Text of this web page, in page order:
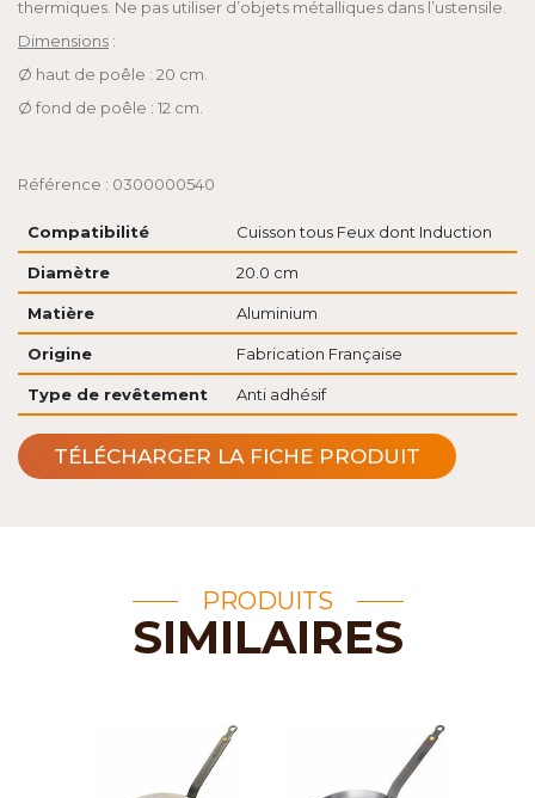
thermiques. Ne pas utiliser d’objets métalliques dans l’ustensile.
Dimensions :
Ø haut de poêle : 20 cm.
Ø fond de poêle : 12 cm.
Référence : 0300000540
Compatibilité Cuisson tous Feux dont Induction
Diamètre 20.0 cm
Matière Aluminium
Origine Fabrication Française
Type de revêtement Anti adhésif
TÉLÉCHARGER LA FICHE PRODUIT
PRODUITS
SIMILAIRES